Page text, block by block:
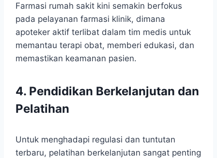
Farmasi rumah sakit kini semakin berfokus
pada pelayanan farmasi klinik, dimana
apoteker aktif terlibat dalam tim medis untuk
memantau terapi obat, memberi edukasi, dan
memastikan keamanan pasien.
4. Pendidikan Berkelanjutan dan
Pelatihan
Untuk menghadapi regulasi dan tuntutan
terbaru, pelatihan berkelanjutan sangat penting